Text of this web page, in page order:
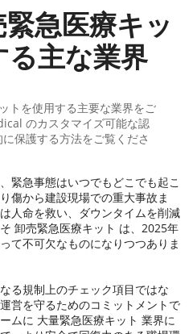
急医療キッ
る主な業界
トを使用する主要な業界をご
のカスタマイズ可能な認
保護する方法をご覧くださ
緊急事態はいつでもどこでも起こ
傷から建設現場での重大事故ま
人命を救い、ダウンタイムを削減
卸売緊急医療キット は、2025年
て不可欠なものになりつつありま
る規制上のチェック項目ではな
営を守るためのコミットメントで
ムに 大量緊急医療キット 業界に